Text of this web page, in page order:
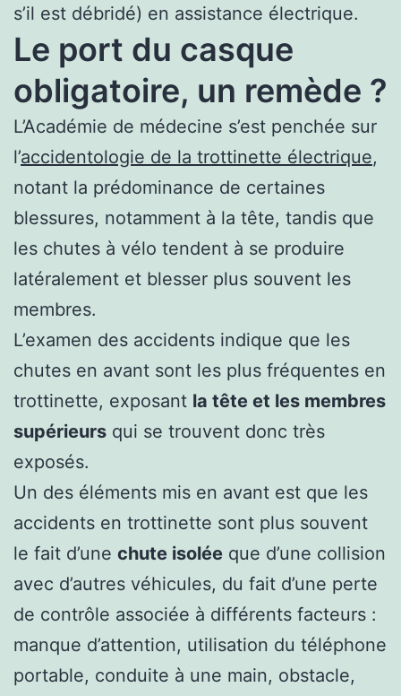
s’il est débridé) en assistance électrique.
Le port du casque
obligatoire, un remède ?
L’Académie de médecine s’est penchée sur
l’accidentologie de la trottinette électrique,
notant la prédominance de certaines
blessures, notamment à la tête, tandis que
les chutes à vélo tendent à se produire
latéralement et blesser plus souvent les
membres.
L’examen des accidents indique que les
chutes en avant sont les plus fréquentes en
trottinette, exposant la tête et les membres
supérieurs qui se trouvent donc très
exposés.
Un des éléments mis en avant est que les
accidents en trottinette sont plus souvent
le fait d’une chute isolée que d’une collision
avec d’autres véhicules, du fait d’une perte
de contrôle associée à différents facteurs :
manque d’attention, utilisation du téléphone
portable, conduite à une main, obstacle,